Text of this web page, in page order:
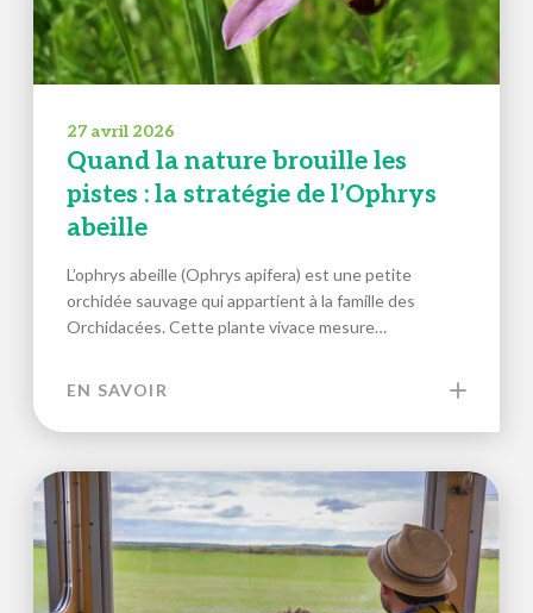
27 avril 2026
Quand la nature brouille les
pistes : la stratégie de l’Ophrys
abeille
L’ophrys abeille (Ophrys apifera) est une petite
orchidée sauvage qui appartient à la famille des
Orchidacées. Cette plante vivace mesure…
EN SAVOIR